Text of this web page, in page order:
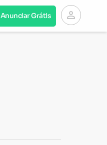
Anunciar Grátis person